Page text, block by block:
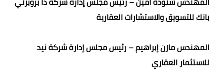
بانك للتسويق والاستشارات العقارية
المهندس مازن إبراهيم – رئيس مجلس إدارة شركة نيد
للاستثمار العقاري